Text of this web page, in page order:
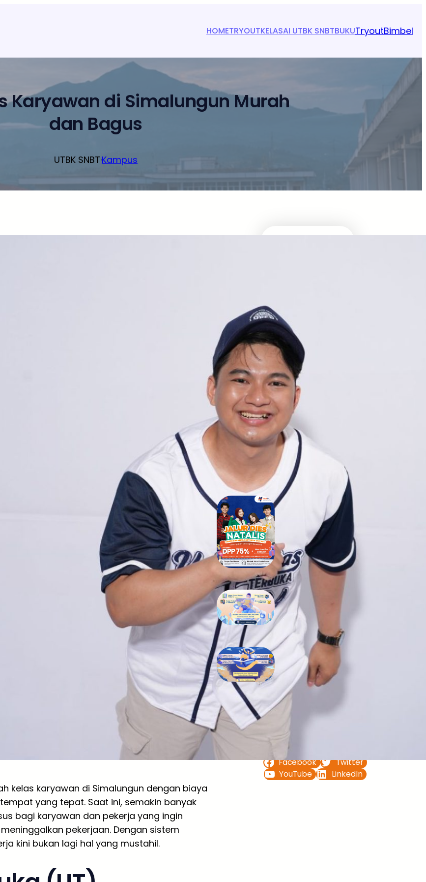
HOMETRYOUTKELASAI UTBK SNBTBUKUTryoutBimbel
Karyawan di Simalungun Murah
dan Bagus
UTBK SNBT·Kampus
kelas karyawan di Simalungun dengan biaya
yang tepat. Saat ini, semakin banyak
bagi karyawan dan pekerja yang ingin
pekerjaan. Dengan sistem
kini bukan lagi hal yang mustahil.
UTBK SNBT
MEDIA INFOMRASI TERUPDATE SEPUTAR
KAMPUS DAN UJIAN MASUK
Facebook
RECENT POSTS
Tidak Lolos UTBK SNBT di PTN?
Jangan Khawatir, Ini Jalan
Terbaikmu untuk Tetap Kuliah
di Kampus Berkualitas
Bimbel UTBK SNBT di Teluk
Wondama Gratis Terbaik
Bimbel UTBK SNBT di Teluk
Bintuni Gratis Terbaik
Facebook
Twitter
YouTube
LinkedIn